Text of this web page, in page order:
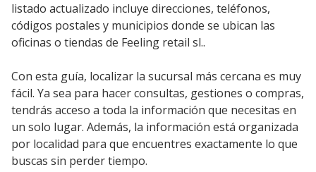
listado actualizado incluye direcciones, teléfonos,
códigos postales y municipios donde se ubican las
oficinas o tiendas de Feeling retail sl..
Con esta guía, localizar la sucursal más cercana es muy
fácil. Ya sea para hacer consultas, gestiones o compras,
tendrás acceso a toda la información que necesitas en
un solo lugar. Además, la información está organizada
por localidad para que encuentres exactamente lo que
buscas sin perder tiempo.